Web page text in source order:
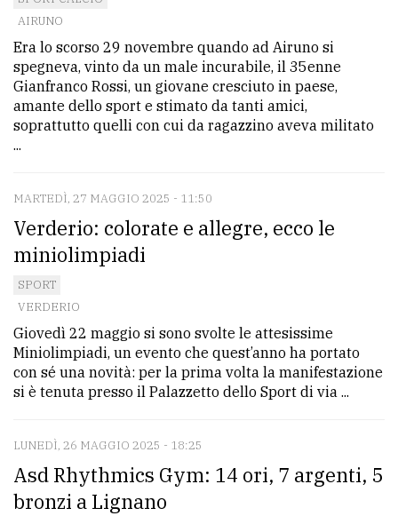
PRIVACY
Privacy
policy
Cookie
AIRUNO
Era lo scorso 29 novembre quando ad Airuno si
spegneva, vinto da un male incurabile, il 35enne
Gianfranco Rossi, un giovane cresciuto in paese,
amante dello sport e stimato da tanti amici,
soprattutto quelli con cui da ragazzino aveva militato
...
MARTEDÌ, 27 MAGGIO 2025 - 11:50
Verderio: colorate e allegre, ecco le
miniolimpiadi
SPORT
VERDERIO
Giovedì 22 maggio si sono svolte le attesissime
Miniolimpiadi, un evento che quest’anno ha portato
con sé una novità: per la prima volta la manifestazione
si è tenuta presso il Palazzetto dello Sport di via ...
LUNEDÌ, 26 MAGGIO 2025 - 18:25
Asd Rhythmics Gym: 14 ori, 7 argenti, 5
bronzi a Lignano